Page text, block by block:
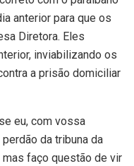
anterior para que os
Diretora. Eles
inviabilizando os
a prisão domiciliar
eu, com vossa
da tribuna da
mas faço questão de vir